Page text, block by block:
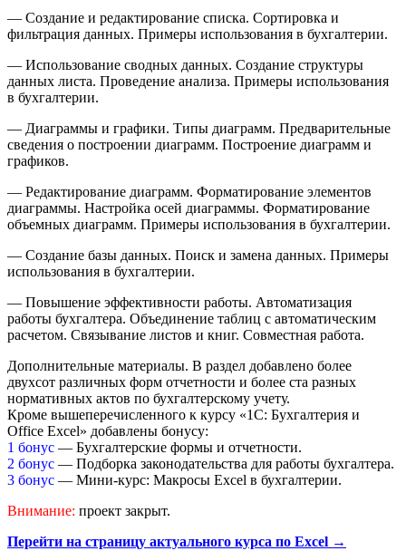
— Создание и редактирование списка. Сортировка и
фильтрация данных. Примеры использования в бухгалтерии.
— Использование сводных данных. Создание структуры
данных листа. Проведение анализа. Примеры использования
в бухгалтерии.
— Диаграммы и графики. Типы диаграмм. Предварительные
сведения о построении диаграмм. Построение диаграмм и
графиков.
— Редактирование диаграмм. Форматирование элементов
диаграммы. Настройка осей диаграммы. Форматирование
объемных диаграмм. Примеры использования в бухгалтерии.
— Создание базы данных. Поиск и замена данных. Примеры
использования в бухгалтерии.
— Повышение эффективности работы. Автоматизация
работы бухгалтера. Объединение таблиц с автоматическим
расчетом. Связывание листов и книг. Совместная работа.
Дополнительные материалы. В раздел добавлено более
двухсот различных форм отчетности и более ста разных
нормативных актов по бухгалтерскому учету.
Кроме вышеперечисленного к курсу «1С: Бухгалтерия и
Office Excel» добавлены бонусу:
1 бонус — Бухгалтерские формы и отчетности.
2 бонус — Подборка законодательства для работы бухгалтера.
3 бонус — Мини-курс: Макросы Excel в бухгалтерии.
Внимание: проект закрыт.
Перейти на страницу актуального курса по Excel →